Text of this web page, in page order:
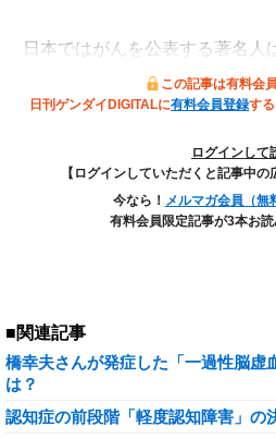
日本ではがんを公表する著名人
この記事は有料会
日刊ゲンダイDIGITALに有料会員登録す
ログインして
【ログインしていただくと記事中の
今なら！ メルマガ会員（無
有料会員限定記事が3本お読
■関連記事
橋幸夫さんが発症した「一過性脳
は？
認知症の前段階「軽度認知障害」の